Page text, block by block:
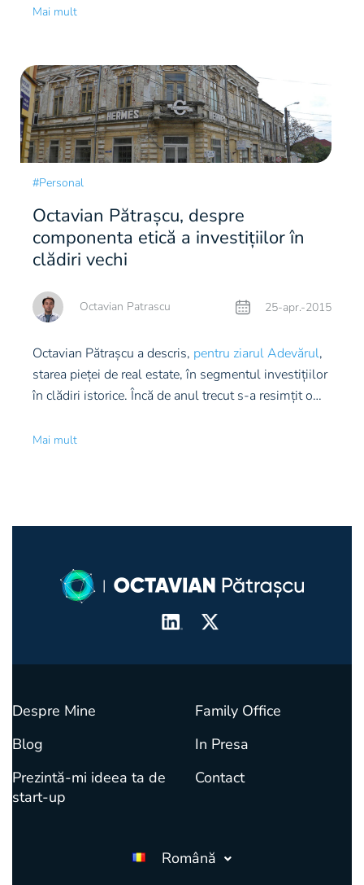
economic. Unul dintre noile mele proiecte de
alături de celelalte entităţi implicate, un ecosistem
antreprenorial care să faciliteze boom-ul ce
caracterizează în prezent startupurile româneşti. Am
ales să pun toate acestea în aplicare cu Vector
Watch.(mai mult…)
Mai mult
#Personal
Octavian Pătrașcu, despre
componenta etică a investițiilor în
clădiri vechi
Octavian Patrascu 25-apr.-2015
Octavian Pătrașcu a descris, pentru ziarul Adevărul,
starea pieței de real estate, în segmentul investițiilor
în clădiri istorice.Încă de anul trecut s-a resimţit o
România, fie că este vorba despre investiţii
investitorilor străini faţă de imobile din România
care a perfectat o tranzacţie de acest tip.
mult…)
Mai mult
Despre Mine
Family Office
Blog
In Presa
Prezintă-mi ideea ta de
start-up
Contact
Română